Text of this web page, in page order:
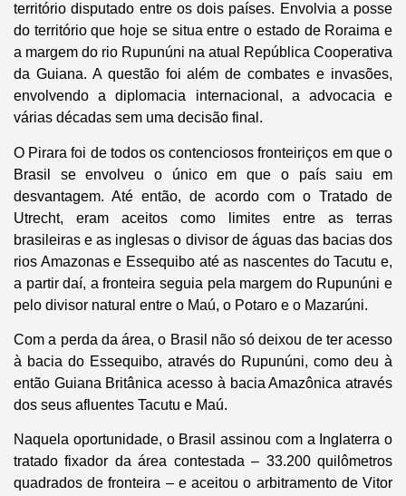
território disputado entre os dois países. Envolvia a posse
do território que hoje se situa entre o estado de Roraima e
a margem do rio Rupunúni na atual República Cooperativa
da Guiana. A questão foi além de combates e invasões,
envolvendo a diplomacia internacional, a advocacia e
várias décadas sem uma decisão final.
O Pirara foi de todos os contenciosos fronteiriços em que o
Brasil se envolveu o único em que o país saiu em
desvantagem. Até então, de acordo com o Tratado de
Utrecht, eram aceitos como limites entre as terras
brasileiras e as inglesas o divisor de águas das bacias dos
rios Amazonas e Essequibo até as nascentes do Tacutu e,
a partir daí, a fronteira seguia pela margem do Rupunúni e
pelo divisor natural entre o Maú, o Potaro e o Mazarúni.
Com a perda da área, o Brasil não só deixou de ter acesso
à bacia do Essequibo, através do Rupunúni, como deu à
então Guiana Britânica acesso à bacia Amazônica através
dos seus afluentes Tacutu e Maú.
Naquela oportunidade, o Brasil assinou com a Inglaterra o
tratado fixador da área contestada – 33.200 quilômetros
quadrados de fronteira – e aceitou o arbitramento de Vitor